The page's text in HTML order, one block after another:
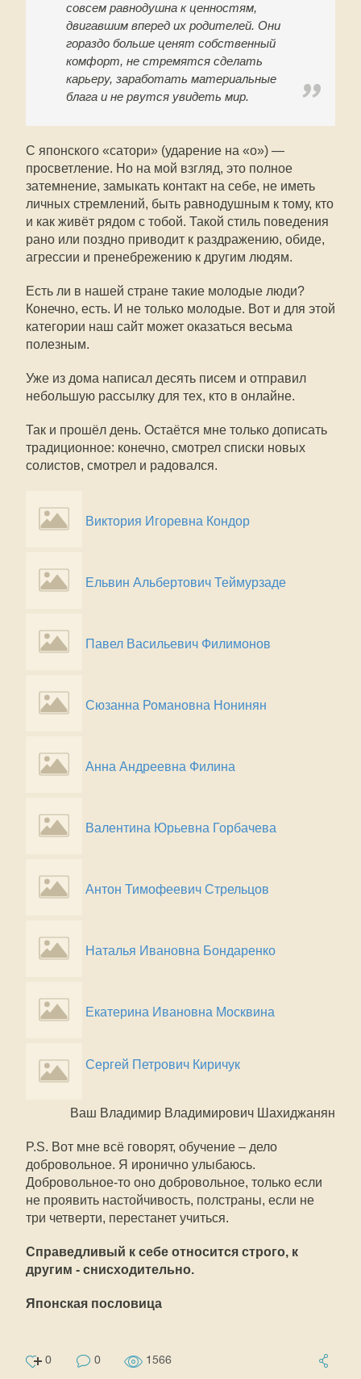
совсем равнодушна к ценностям,
двигавшим вперед их родителей. Они
гораздо больше ценят собственный
комфорт, не стремятся сделать
карьеру, заработать материальные
блага и не рвутся увидеть мир.
С японского «сатори» (ударение на «о») —
просветление. Но на мой взгляд, это полное
затемнение, замыкать контакт на себе, не иметь
личных стремлений, быть равнодушным к тому, кто
и как живёт рядом с тобой. Такой стиль поведения
рано или поздно приводит к раздражению, обиде,
агрессии и пренебрежению к другим людям.
Есть ли в нашей стране такие молодые люди?
Конечно, есть. И не только молодые. Вот и для этой
категории наш сайт может оказаться весьма
полезным.
Уже из дома написал десять писем и отправил
небольшую рассылку для тех, кто в онлайне.
Так и прошёл день. Остаётся мне только дописать
традиционное: конечно, смотрел списки новых
солистов, смотрел и радовался.
Виктория Игоревна Кондор
Ельвин Альбертович Теймурзаде
Павел Васильевич Филимонов
Сюзанна Романовна Нонинян
Анна Андреевна Филина
Валентина Юрьевна Горбачева
Антон Тимофеевич Стрельцов
Наталья Ивановна Бондаренко
Екатерина Ивановна Москвина
Сергей Петрович Киричук
Ваш Владимир Владимирович Шахиджанян
P.S. Вот мне всё говорят, обучение – дело
добровольное. Я иронично улыбаюсь.
Добровольное-то оно добровольное, только если
не проявить настойчивость, полстраны, если не
три четверти, перестанет учиться.
Справедливый к себе относится строго, к
другим - снисходительно.
Японская пословица
0 0 1566